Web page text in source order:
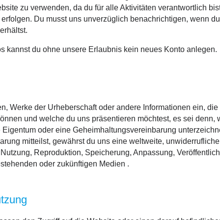
zu verwenden, da du für alle Aktivitäten verantwortlich
Du musst uns unverzüglich benachrichtigen, wenn
kannst du ohne unsere Erlaubnis kein neues Konto anlegen.
Werke der Urheberschaft oder andere Informationen ein,
und welche du uns präsentieren möchtest, es sei denn,
oder eine Geheimhaltungsvereinbarung
mitteilst, gewährst du uns eine weltweite,
Reproduktion, Speicherung, Anpassung,
oder zukünftigen Medien .